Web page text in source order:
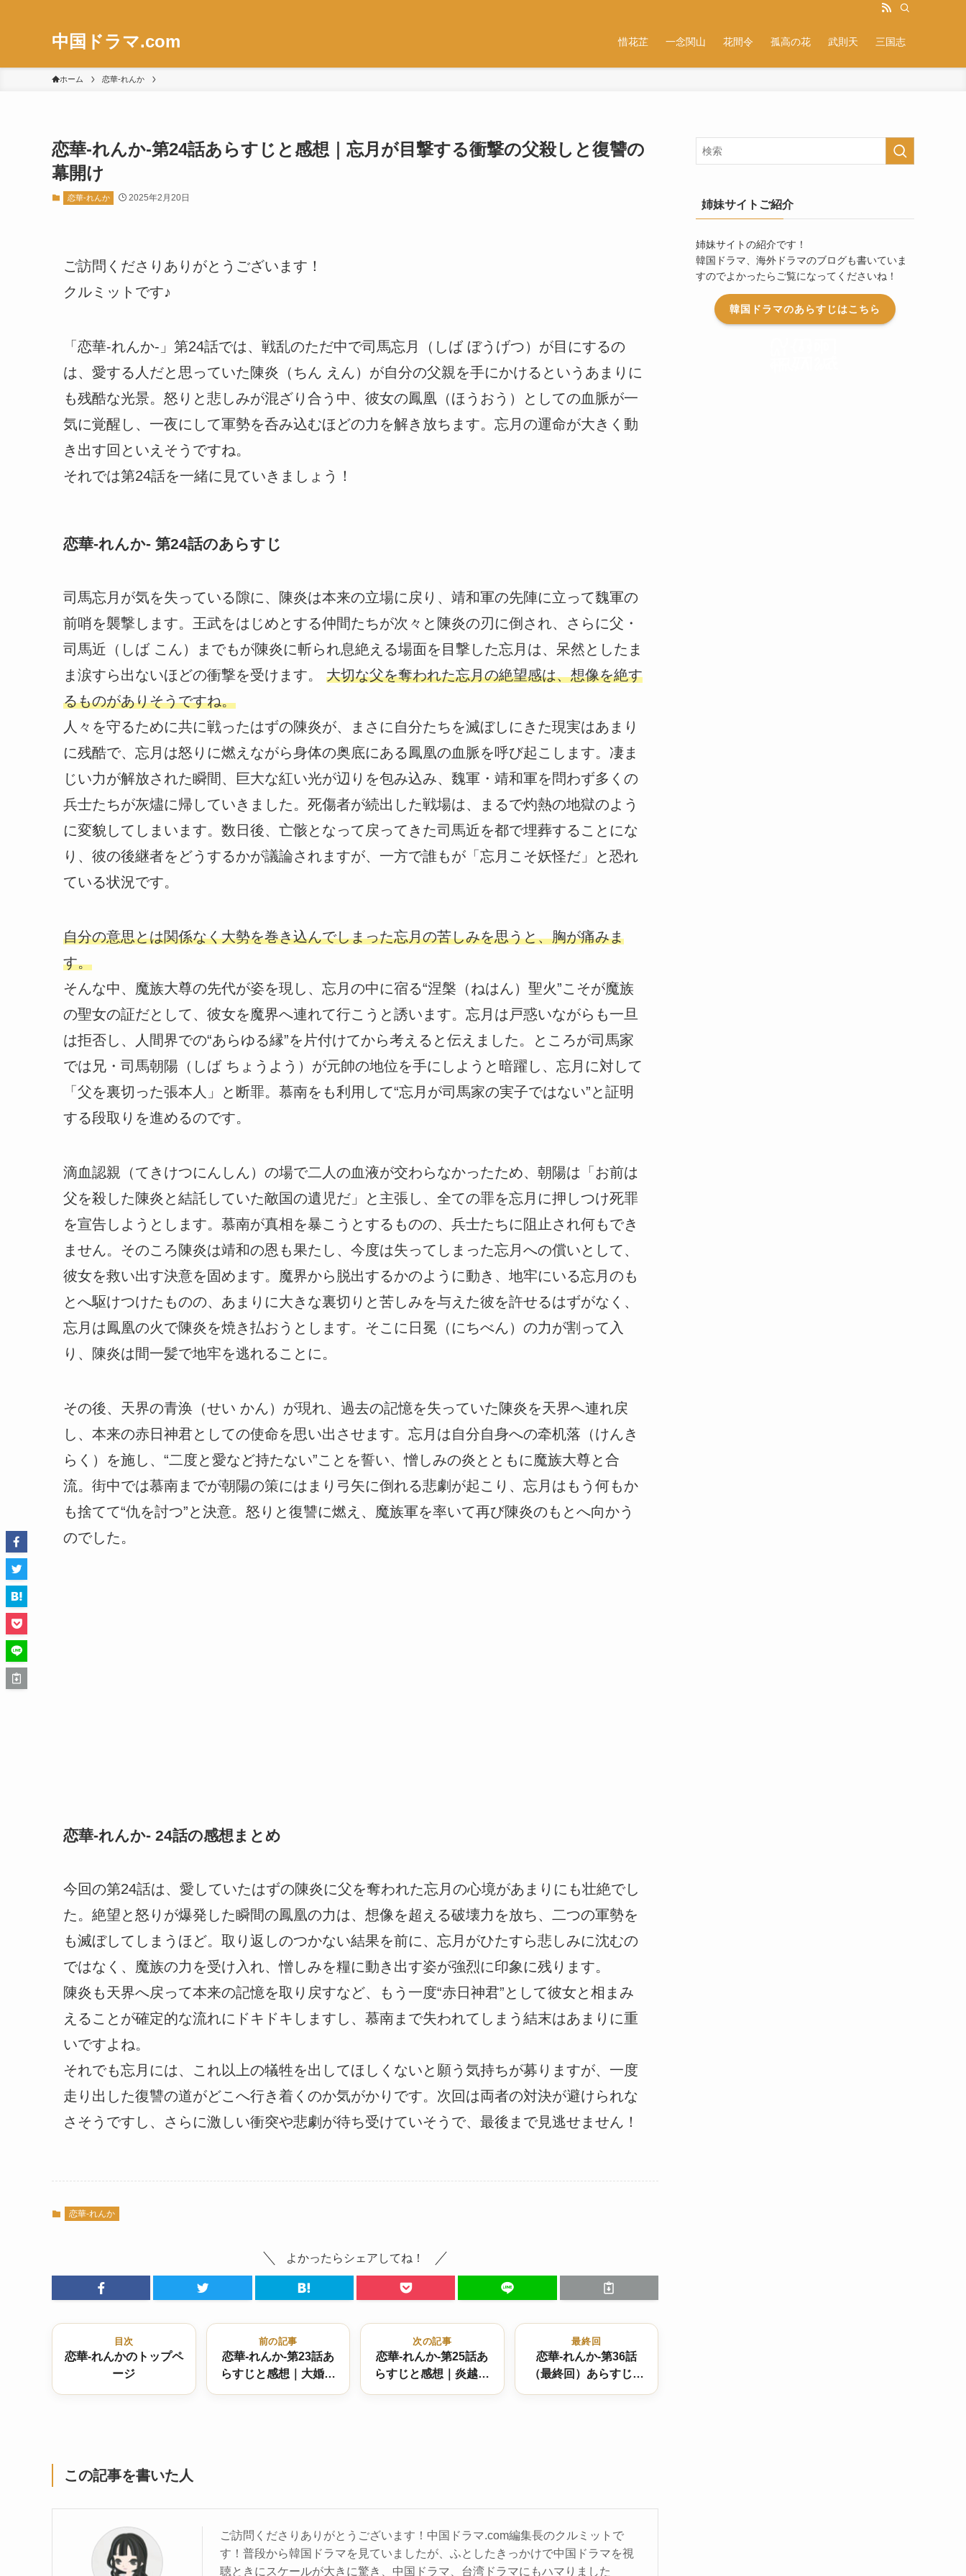
中国ドラマ.com 惜花芷 一念関山 花間令 孤高の花 武則天 三国志
ホーム 恋華-れんか
恋華-れんか-第24話あらすじと感想｜忘月が目撃する衝撃の父殺しと復讐の
幕開け
恋華-れんか 2025年2月20日
ご訪問くださりありがとうございます！
クルミットです♪
「恋華-れんか-」第24話では、戦乱のただ中で司馬忘月（しば ぼうげつ）が目にするの
は、愛する人だと思っていた陳炎（ちん えん）が自分の父親を手にかけるというあまりに
も残酷な光景。怒りと悲しみが混ざり合う中、彼女の鳳凰（ほうおう）としての血脈が一
気に覚醒し、一夜にして軍勢を呑み込むほどの力を解き放ちます。忘月の運命が大きく動
き出す回といえそうですね。
それでは第24話を一緒に見ていきましょう！
恋華-れんか- 第24話のあらすじ
司馬忘月が気を失っている隙に、陳炎は本来の立場に戻り、靖和軍の先陣に立って魏軍の
前哨を襲撃します。王武をはじめとする仲間たちが次々と陳炎の刃に倒され、さらに父・
司馬近（しば こん）までもが陳炎に斬られ息絶える場面を目撃した忘月は、呆然としたま
ま涙すら出ないほどの衝撃を受けます。 大切な父を奪われた忘月の絶望感は、想像を絶す
るものがありそうですね。
人々を守るために共に戦ったはずの陳炎が、まさに自分たちを滅ぼしにきた現実はあまり
に残酷で、忘月は怒りに燃えながら身体の奥底にある鳳凰の血脈を呼び起こします。凄ま
じい力が解放された瞬間、巨大な紅い光が辺りを包み込み、魏軍・靖和軍を問わず多くの
兵士たちが灰燼に帰していきました。死傷者が続出した戦場は、まるで灼熱の地獄のよう
に変貌してしまいます。数日後、亡骸となって戻ってきた司馬近を都で埋葬することにな
り、彼の後継者をどうするかが議論されますが、一方で誰もが「忘月こそ妖怪だ」と恐れ
ている状況です。
自分の意思とは関係なく大勢を巻き込んでしまった忘月の苦しみを思うと、胸が痛みま
す。
そんな中、魔族大尊の先代が姿を現し、忘月の中に宿る“涅槃（ねはん）聖火”こそが魔族
の聖女の証だとして、彼女を魔界へ連れて行こうと誘います。忘月は戸惑いながらも一旦
は拒否し、人間界での“あらゆる縁”を片付けてから考えると伝えました。ところが司馬家
では兄・司馬朝陽（しば ちょうよう）が元帥の地位を手にしようと暗躍し、忘月に対して
「父を裏切った張本人」と断罪。慕南をも利用して“忘月が司馬家の実子ではない”と証明
する段取りを進めるのです。
滴血認親（てきけつにんしん）の場で二人の血液が交わらなかったため、朝陽は「お前は
父を殺した陳炎と結託していた敵国の遺児だ」と主張し、全ての罪を忘月に押しつけ死罪
を宣告しようとします。慕南が真相を暴こうとするものの、兵士たちに阻止され何もでき
ません。そのころ陳炎は靖和の恩も果たし、今度は失ってしまった忘月への償いとして、
彼女を救い出す決意を固めます。魔界から脱出するかのように動き、地牢にいる忘月のも
とへ駆けつけたものの、あまりに大きな裏切りと苦しみを与えた彼を許せるはずがなく、
忘月は鳳凰の火で陳炎を焼き払おうとします。そこに日冕（にちべん）の力が割って入
り、陳炎は間一髪で地牢を逃れることに。
その後、天界の青涣（せい かん）が現れ、過去の記憶を失っていた陳炎を天界へ連れ戻
し、本来の赤日神君としての使命を思い出させます。忘月は自分自身への牵机落（けんき
らく）を施し、“二度と愛など持たない”ことを誓い、憎しみの炎とともに魔族大尊と合
流。街中では慕南までが朝陽の策にはまり弓矢に倒れる悲劇が起こり、忘月はもう何もか
も捨てて“仇を討つ”と決意。怒りと復讐に燃え、魔族軍を率いて再び陳炎のもとへ向かう
のでした。
恋華-れんか- 24話の感想まとめ
今回の第24話は、愛していたはずの陳炎に父を奪われた忘月の心境があまりにも壮絶でし
た。絶望と怒りが爆発した瞬間の鳳凰の力は、想像を超える破壊力を放ち、二つの軍勢を
も滅ぼしてしまうほど。取り返しのつかない結果を前に、忘月がひたすら悲しみに沈むの
ではなく、魔族の力を受け入れ、憎しみを糧に動き出す姿が強烈に印象に残ります。
陳炎も天界へ戻って本来の記憶を取り戻すなど、もう一度“赤日神君”として彼女と相まみ
えることが確定的な流れにドキドキしますし、慕南まで失われてしまう結末はあまりに重
いですよね。
それでも忘月には、これ以上の犠牲を出してほしくないと願う気持ちが募りますが、一度
走り出した復讐の道がどこへ行き着くのか気がかりです。次回は両者の対決が避けられな
さそうですし、さらに激しい衝突や悲劇が待ち受けていそうで、最後まで見逃せません！
恋華-れんか
よかったらシェアしてね！
目次
恋華-れんかのトップペ
ージ
前の記事
恋華-れんか-第23話あ
らすじと感想｜大婚の
次の記事
恋華-れんか-第25話あ
らすじと感想｜炎越が
最終回
恋華-れんか-第36話
（最終回）あらすじと
この記事を書いた人
ご訪問くださりありがとうございます！中国ドラマ.com編集長のクルミットで
す！普段から韓国ドラマを見ていましたが、ふとしたきっかけで中国ドラマを視
聴ときにスケールが大きに驚き、中国ドラマ、台湾ドラマにもハマりました
姉妹サイトご紹介
姉妹サイトの紹介です！
韓国ドラマ、海外ドラマのブログも書いていま
すのでよかったらご覧になってくださいね！
韓国ドラマのあらすじはこちら